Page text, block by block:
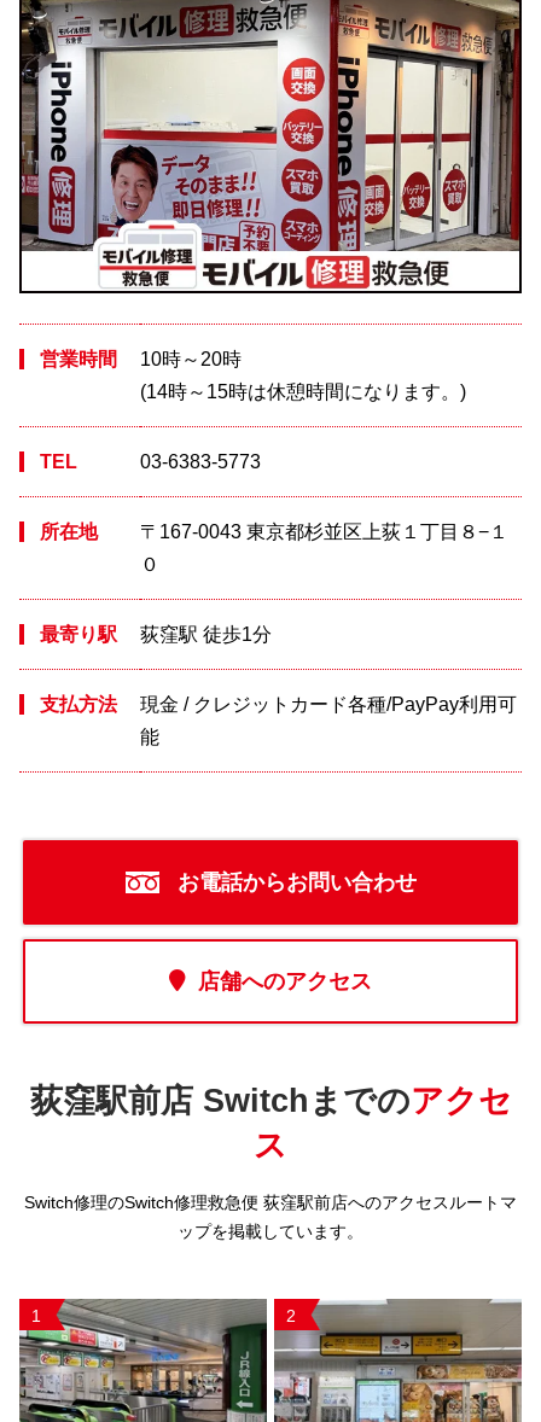
営業時間
10時～20時
(14時～15時は休憩時間になります。)
TEL 03-6383-5773
所在地
〒167-0043 東京都杉並区上荻１丁目８−１
０
最寄り駅 荻窪駅 徒歩1分
支払方法
現金 / クレジットカード各種/PayPay利用可
能
お電話からお問い合わせ
店舗へのアクセス
荻窪駅前店 Switchまでのアクセ
ス
Switch修理のSwitch修理救急便 荻窪駅前店へのアクセスルートマ
ップを掲載しています。
1 2